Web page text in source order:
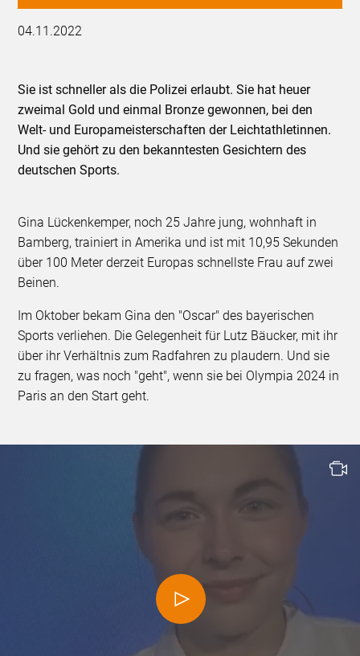
04.11.2022
Sie ist schneller als die Polizei erlaubt. Sie hat heuer
zweimal Gold und einmal Bronze gewonnen, bei den
Welt- und Europameisterschaften der Leichtathletinnen.
Und sie gehört zu den bekanntesten Gesichtern des
deutschen Sports.
Gina Lückenkemper, noch 25 Jahre jung, wohnhaft in
Bamberg, trainiert in Amerika und ist mit 10,95 Sekunden
über 100 Meter derzeit Europas schnellste Frau auf zwei
Beinen.
Im Oktober bekam Gina den "Oscar" des bayerischen
Sports verliehen. Die Gelegenheit für Lutz Bäucker, mit ihr
über ihr Verhältnis zum Radfahren zu plaudern. Und sie
zu fragen, was noch "geht", wenn sie bei Olympia 2024 in
Paris an den Start geht.